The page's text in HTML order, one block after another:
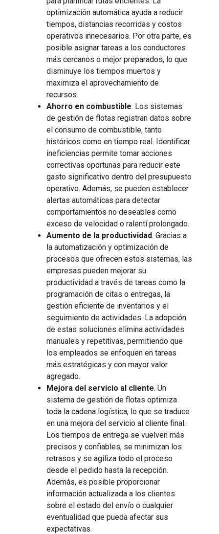
optimización automática ayuda a reducir
tiempos, distancias recorridas y costos
operativos innecesarios. Por otra parte, es
posible asignar tareas a los conductores
más cercanos o mejor preparados, lo que
disminuye los tiempos muertos y
maximiza el aprovechamiento de
recursos.
Ahorro en combustible. Los sistemas
de gestión de flotas registran datos sobre
el consumo de combustible, tanto
históricos como en tiempo real. Identificar
ineficiencias permite tomar acciones
correctivas oportunas para reducir este
gasto significativo dentro del presupuesto
operativo. Además, se pueden establecer
alertas automáticas para detectar
comportamientos no deseables como
exceso de velocidad o ralentí prolongado.
Aumento de la productividad. Gracias a
la automatización y optimización de
procesos que ofrecen estos sistemas, las
empresas pueden mejorar su
productividad a través de tareas como la
programación de citas o entregas, la
gestión eficiente de inventarios y el
seguimiento de actividades. La adopción
de estas soluciones elimina actividades
manuales y repetitivas, permitiendo que
los empleados se enfoquen en tareas
más estratégicas y con mayor valor
agregado.
Mejora del servicio al cliente. Un
sistema de gestión de flotas optimiza
toda la cadena logística, lo que se traduce
en una mejora del servicio al cliente final.
Los tiempos de entrega se vuelven más
precisos y confiables, se minimizan los
retrasos y se agiliza todo el proceso
desde el pedido hasta la recepción.
Además, es posible proporcionar
información actualizada a los clientes
sobre el estado del envío o cualquier
eventualidad que pueda afectar sus
expectativas.